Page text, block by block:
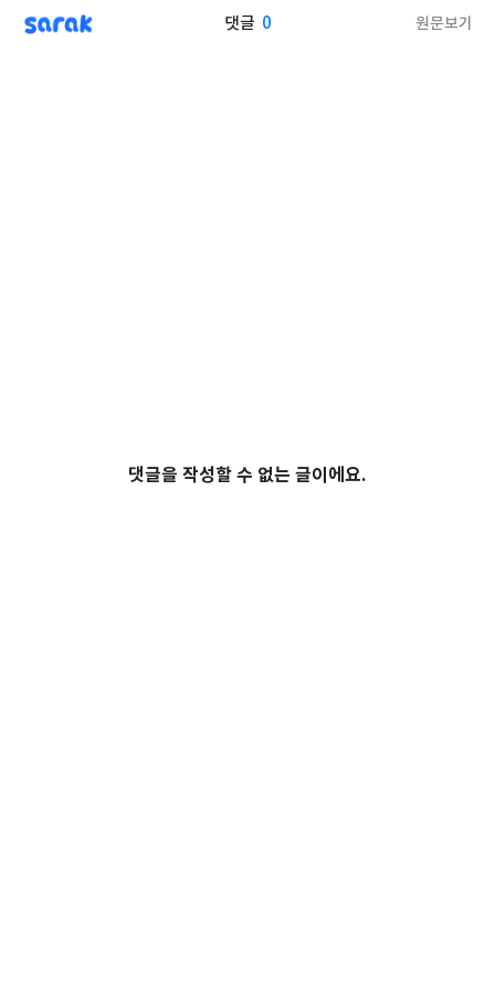
sarak 댓글 0 원문보기
댓글을 작성할 수 없는 글이에요.